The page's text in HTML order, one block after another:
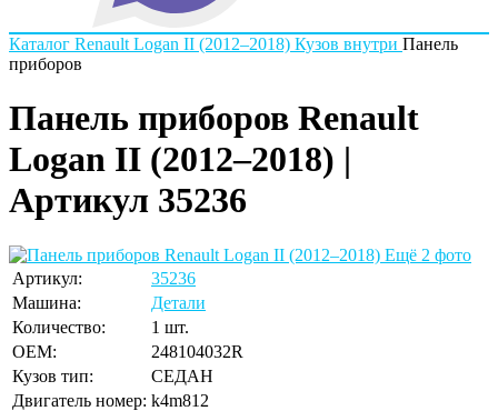
Каталог Renault Logan II (2012–2018) Кузов внутри Панель
приборов
Панель приборов Renault
Logan II (2012–2018) |
Артикул 35236
Ещё 2 фото
Артикул:
35236
Машина:
Детали
Количество:
1 шт.
OEM:
248104032R
Кузов тип:
СЕДАН
Двигатель номер: k4m812